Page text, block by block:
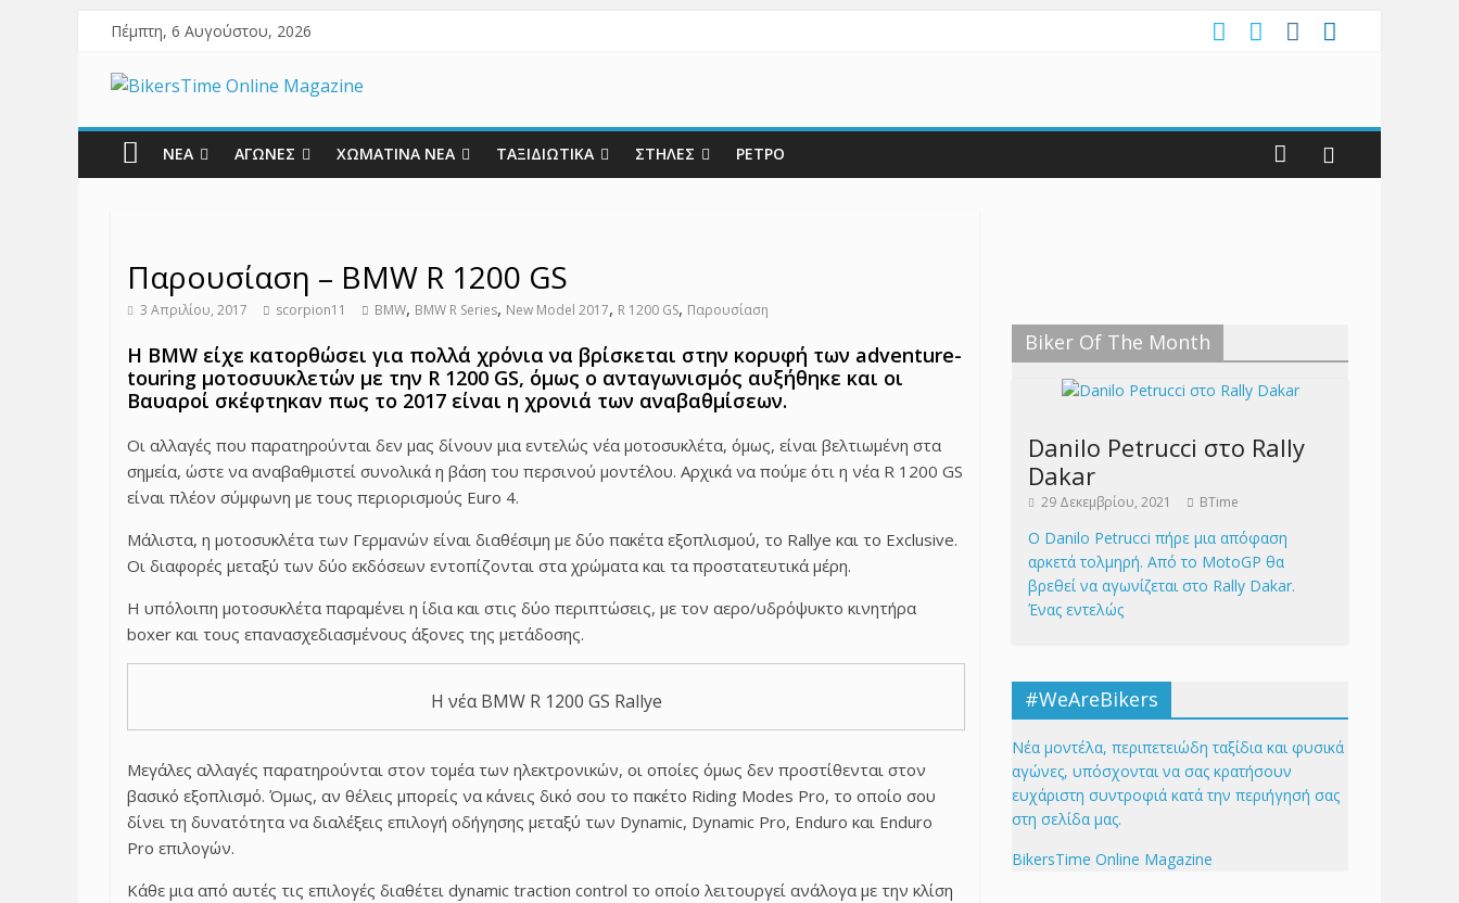
Πέμπτη, 6 Αυγούστου, 2026
ΝΕΑ ΑΓΩΝΕΣ ΧΩΜΑΤΙΝΑ ΝΕΑ ΤΑΞΙΔΙΩΤΙΚΑ ΣΤΗΛΕΣ ΡΕΤΡΟ
Παρουσίαση – BMW R 1200 GS
3 Απριλίου, 2017 scorpion11 BMW, BMW R Series, New Model 2017, R 1200 GS, Παρουσίαση
Η BMW είχε κατορθώσει για πολλά χρόνια να βρίσκεται στην κορυφή των adventure-
touring μοτοσυυκλετών με την R 1200 GS, όμως ο ανταγωνισμός αυξήθηκε και οι
Βαυαροί σκέφτηκαν πως το 2017 είναι η χρονιά των αναβαθμίσεων.
Οι αλλαγές που παρατηρούνται δεν μας δίνουν μια εντελώς νέα μοτοσυκλέτα, όμως, είναι βελτιωμένη στα
σημεία, ώστε να αναβαθμιστεί συνολικά η βάση του περσινού μοντέλου. Αρχικά να πούμε ότι η νέα R 1200 GS
είναι πλέον σύμφωνη με τους περιορισμούς Euro 4.
Μάλιστα, η μοτοσυκλέτα των Γερμανών είναι διαθέσιμη με δύο πακέτα εξοπλισμού, το Rallye και το Exclusive.
Οι διαφορές μεταξύ των δύο εκδόσεων εντοπίζονται στα χρώματα και τα προστατευτικά μέρη.
Η υπόλοιπη μοτοσυκλέτα παραμένει η ίδια και στις δύο περιπτώσεις, με τον αερο/υδρόψυκτο κινητήρα
boxer και τους επανασχεδιασμένους άξονες της μετάδοσης.
Η νέα BMW R 1200 GS Rallye
Μεγάλες αλλαγές παρατηρούνται στον τομέα των ηλεκτρονικών, οι οποίες όμως δεν προστίθενται στον
βασικό εξοπλισμό. Όμως, αν θέλεις μπορείς να κάνεις δικό σου το πακέτο Riding Modes Pro, το οποίο σου
δίνει τη δυνατότητα να διαλέξεις επιλογή οδήγησης μεταξύ των Dynamic, Dynamic Pro, Enduro και Enduro
Pro επιλογών.
Κάθε μια από αυτές τις επιλογές διαθέτει dynamic traction control το οποίο λειτουργεί ανάλογα με την κλίση
Biker Of The Month
Danilo Petrucci στο Rally
Dakar
29 Δεκεμβρίου, 2021 BTime
Ο Danilo Petrucci πήρε μια απόφαση
αρκετά τολμηρή. Από το MotoGP θα
βρεθεί να αγωνίζεται στο Rally Dakar.
Ένας εντελώς
#WeAreBikers
Νέα μοντέλα, περιπετειώδη ταξίδια και φυσικά
αγώνες, υπόσχονται να σας κρατήσουν
ευχάριστη συντροφιά κατά την περιήγησή σας
στη σελίδα μας.
BikersTime Online Magazine